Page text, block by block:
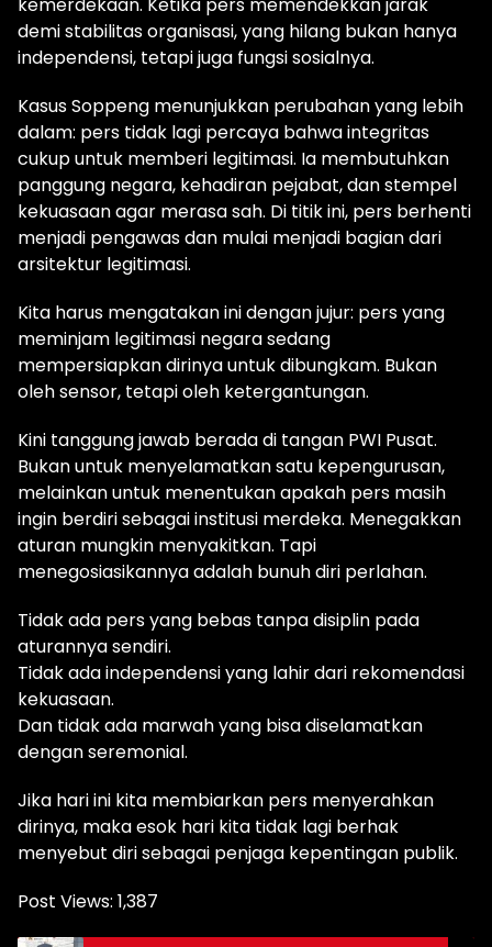
demi stabilitas organisasi, yang hilang bukan hanya
independensi, tetapi juga fungsi sosialnya.
Kasus Soppeng menunjukkan perubahan yang lebih
dalam: pers tidak lagi percaya bahwa integritas
cukup untuk memberi legitimasi. Ia membutuhkan
panggung negara, kehadiran pejabat, dan stempel
kekuasaan agar merasa sah. Di titik ini, pers berhenti
menjadi pengawas dan mulai menjadi bagian dari
arsitektur legitimasi.
Kita harus mengatakan ini dengan jujur: pers yang
meminjam legitimasi negara sedang
mempersiapkan dirinya untuk dibungkam. Bukan
oleh sensor, tetapi oleh ketergantungan.
Kini tanggung jawab berada di tangan PWI Pusat.
Bukan untuk menyelamatkan satu kepengurusan,
melainkan untuk menentukan apakah pers masih
ingin berdiri sebagai institusi merdeka. Menegakkan
aturan mungkin menyakitkan. Tapi
menegosiasikannya adalah bunuh diri perlahan.
Tidak ada pers yang bebas tanpa disiplin pada
aturannya sendiri.
Tidak ada independensi yang lahir dari rekomendasi
kekuasaan.
Dan tidak ada marwah yang bisa diselamatkan
dengan seremonial.
Jika hari ini kita membiarkan pers menyerahkan
dirinya, maka esok hari kita tidak lagi berhak
menyebut diri sebagai penjaga kepentingan publik.
Post Views: 1,387